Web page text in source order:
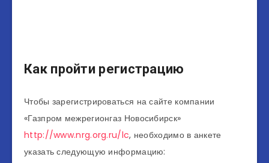
Как пройти регистрацию
Чтобы зарегистрироваться на сайте компании
«Газпром межрегионгаз Новосибирск»
http://www.nrg.org.ru/lc, необходимо в анкете
указать следующую информацию: